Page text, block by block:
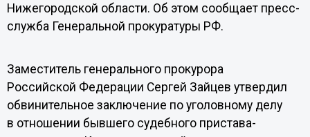
Нижегородской области. Об этом сообщает пресс-
служба Генеральной прокуратуры РФ.
Заместитель генерального прокурора
Российской Федерации Сергей Зайцев утвердил
обвинительное заключение по уголовному делу
в отношении бывшего судебного пристава-